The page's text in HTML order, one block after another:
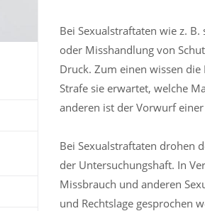
Bei Sexualstraftaten wie z.
oder Misshandlung von
Druck. Zum einen wissen
Strafe sie erwartet, welche
anderen ist der Vorwurf
Bei Sexualstraftaten drohen
der Untersuchungshaft. In
Missbrauch und anderen
und Rechtslage gesprochen